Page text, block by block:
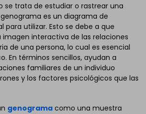
se trata de estudiar o rastrear una
es un diagrama de
para utilizar. Esto se debe a que
interactiva de las relaciones
de una persona, lo cual es esencial
En términos sencillos, ayudan a
familiares de un individuo
y los factores psicológicos que las
genograma como una muestra